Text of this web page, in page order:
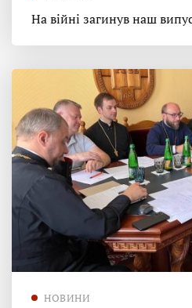
На війні загинув наш
НОВИНИ